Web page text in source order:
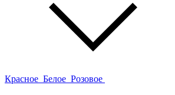
Красное Белое Розовое